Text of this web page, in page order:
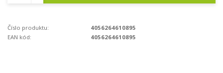
Číslo produktu:
4056264610895
EAN kód:
4056264610895